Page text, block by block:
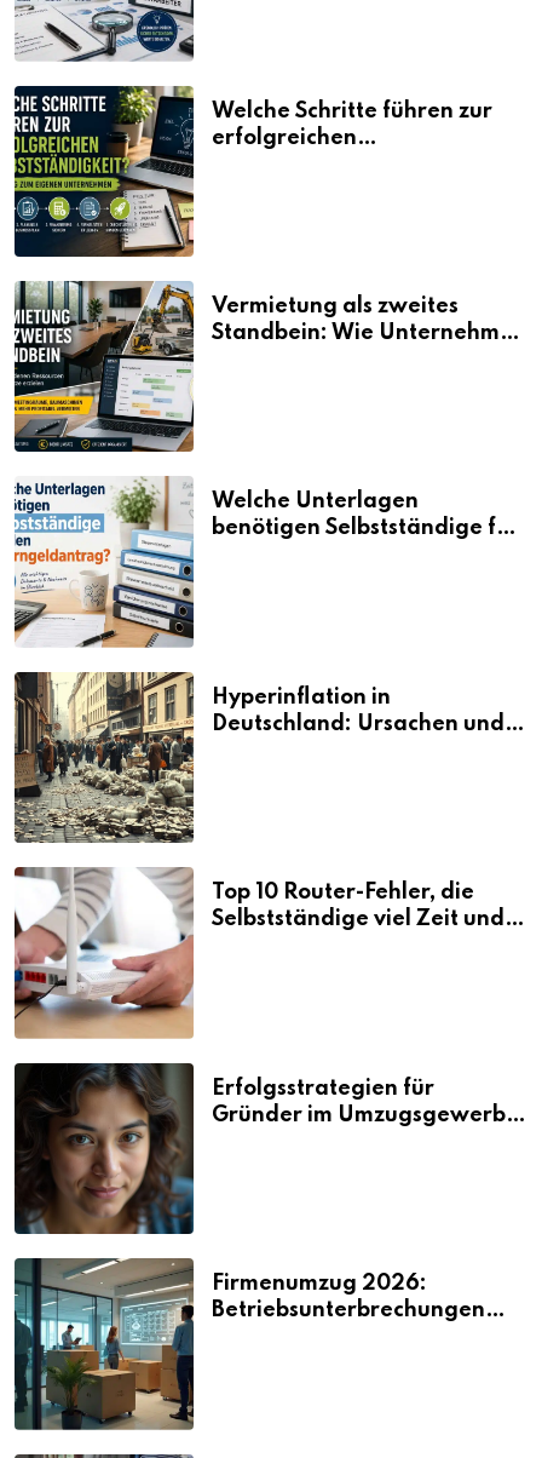
Welche Schritte führen zur
erfolgreichen
Vermietung als zweites
Standbein: Wie Unternehmen
Welche Unterlagen
benötigen Selbstständige für
Hyperinflation in
Deutschland: Ursachen und
Top 10 Router-Fehler, die
Selbstständige viel Zeit und
Erfolgsstrategien für
Gründer im Umzugsgewerbe
Firmenumzug 2026:
Betriebsunterbrechungen